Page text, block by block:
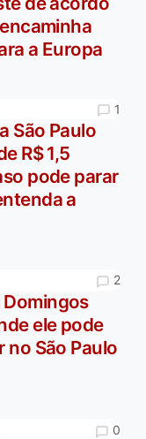
a Europa
1
São Paulo
R$ 1,5
pode parar
a
2
Domingos
ele pode
no São Paulo
0